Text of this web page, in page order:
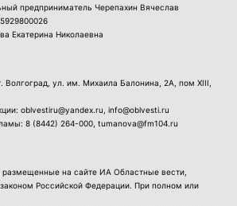
предприниматель Черепахин Вячеслав
Екатерина Николаевна
Волгоград, ул. им. Михаила Балонина, 2А, пом XIII,
oblvestiru@yandex.ru, info@oblvesti.ru
8 (8442) 264-000 , tumanova@fm104.ru
на сайте ИА Областные вести,
Российской Федерации. При полном или